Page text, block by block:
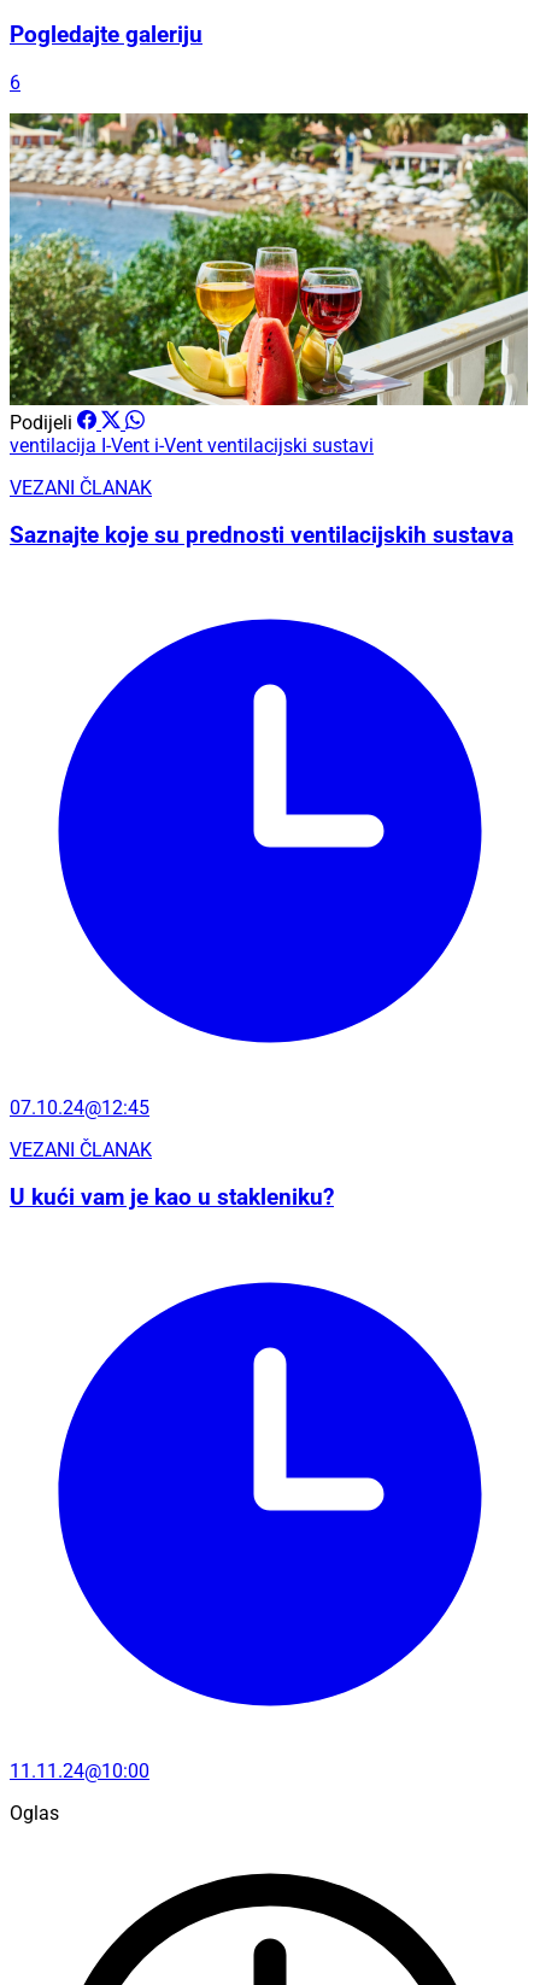
Pogledajte galeriju
6
Podijeli
ventilacija I-Vent i-Vent ventilacijski sustavi
VEZANI ČLANAK
Saznajte koje su prednosti ventilacijskih sustava
07.10.24@12:45
VEZANI ČLANAK
U kući vam je kao u stakleniku?
11.11.24@10:00
Oglas